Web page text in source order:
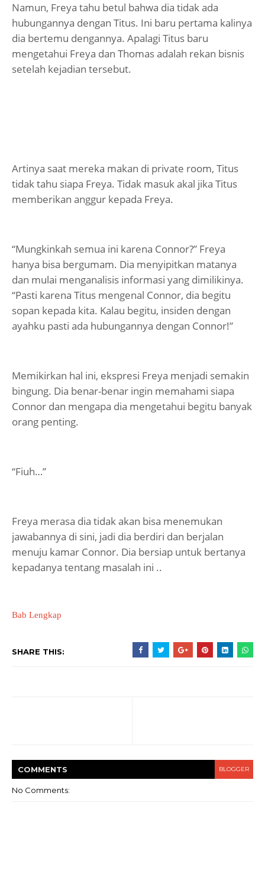
Namun, Freya tahu betul bahwa dia tidak ada
hubungannya dengan Titus. Ini baru pertama kalinya
dia bertemu dengannya. Apalagi Titus baru
mengetahui Freya dan Thomas adalah rekan bisnis
setelah kejadian tersebut.
Artinya saat mereka makan di private room, Titus
tidak tahu siapa Freya. Tidak masuk akal jika Titus
memberikan anggur kepada Freya.
“Mungkinkah semua ini karena Connor?” Freya
hanya bisa bergumam. Dia menyipitkan matanya
dan mulai menganalisis informasi yang dimilikinya.
“Pasti karena Titus mengenal Connor, dia begitu
sopan kepada kita. Kalau begitu, insiden dengan
ayahku pasti ada hubungannya dengan Connor!”
Memikirkan hal ini, ekspresi Freya menjadi semakin
bingung. Dia benar-benar ingin memahami siapa
Connor dan mengapa dia mengetahui begitu banyak
orang penting.
“Fiuh…”
Freya merasa dia tidak akan bisa menemukan
jawabannya di sini, jadi dia berdiri dan berjalan
menuju kamar Connor. Dia bersiap untuk bertanya
kepadanya tentang masalah ini ..
Bab Lengkap
SHARE THIS:
COMMENTS BLOGGER
No Comments: